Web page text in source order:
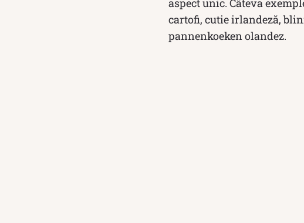
cartofi, cutie irlandeză,
pannenkoeken olandez.